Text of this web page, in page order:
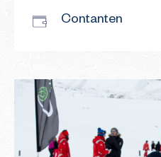
Contanten